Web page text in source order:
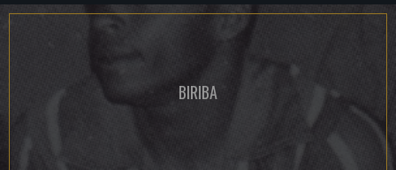
BIRIBA